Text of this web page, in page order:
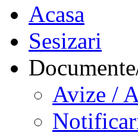
Acasa
Sesizari
Avize /